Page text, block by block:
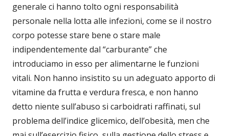
generale ci hanno tolto ogni responsabilità
personale nella lotta alle infezioni, come se il nostro
corpo potesse stare bene o stare male
indipendentemente dal “carburante” che
introduciamo in esso per alimentarne le funzioni
vitali. Non hanno insistito su un adeguato apporto di
vitamine da frutta e verdura fresca, e non hanno
detto niente sull’abuso si carboidrati raffinati, sul
problema dell’indice glicemico, dell’obesità, men che